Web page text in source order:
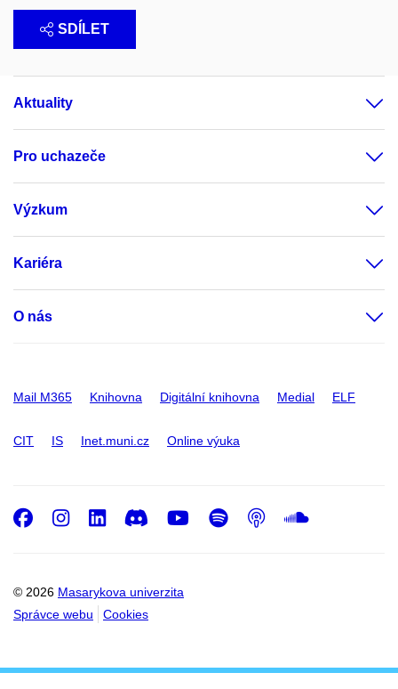
SDÍLET
Aktuality
Pro uchazeče
Výzkum
Kariéra
O nás
Mail M365 Knihovna Digitální knihovna Medial ELF
CIT IS Inet.muni.cz Online výuka
© 2026 Masarykova univerzita
Správce webu
Cookies
Facebook
Instagram
LinkedIn
DiscordYoutube
Spotify
Podcast